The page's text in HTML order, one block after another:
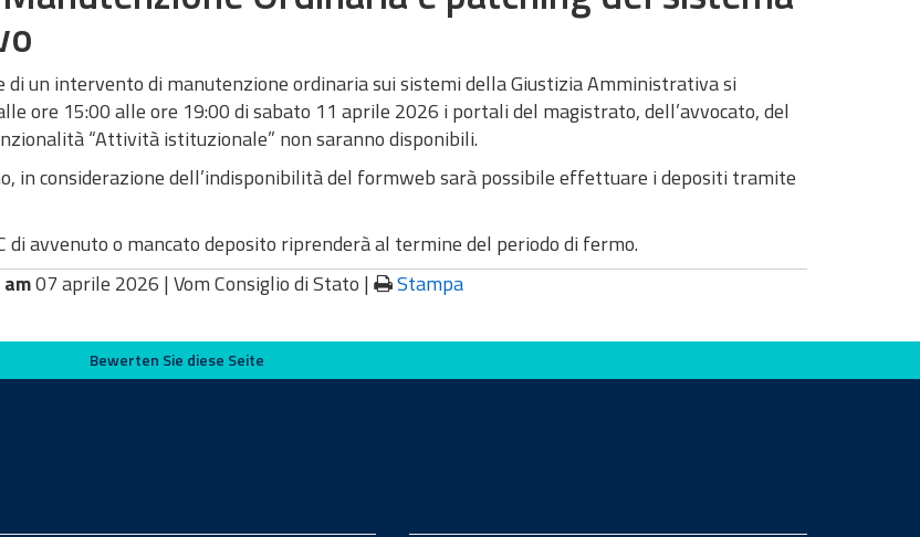
di un intervento di manutenzione ordinaria sui sistemi della Giustizia Amministrativa si
ore 15:00 alle ore 19:00 di sabato 11 aprile 2026 i portali del magistrato, dell’avvocato, del
“Attività istituzionale” non saranno disponibili.
in considerazione dell’indisponibilità del formweb sarà possibile effettuare i depositi tramite
di avvenuto o mancato deposito riprenderà al termine del periodo di fermo.
07 aprile 2026 | Vom Consiglio di Stato | Stampa
Bewerten Sie diese Seite